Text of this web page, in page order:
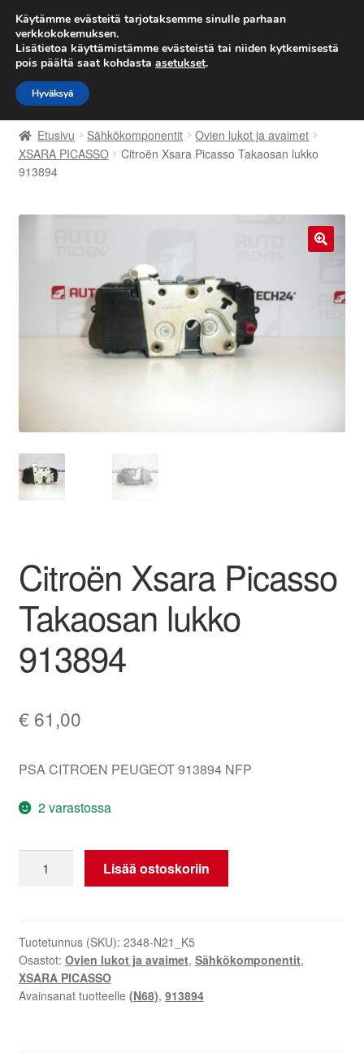
TOIMITUS alkaen 7 EUR
Siirry
navigointiin
Siirry
sisältöön
Etusivu
Kärry
Maailmanlaajuinen toimitus
Reklamaatiomenettely
Tarkista
Tilini
Valitukset
Etusivu Sähkökomponentit
Ovien lukot ja avaimet
XSARA PICASSO
Citroën Xsara Picasso Takaosan lukko
913894
Citroën Xsara Picasso
Takaosan lukko
913894
€ 61,00
PSA CITROEN PEUGEOT 913894 NFP
2 varastossa
Xsara
lukko
913894
määrä
Lisää ostoskoriin
Tuotetunnus (SKU): 2348-N21_K5
Osastot: Ovien lukot ja avaimet, Sähkökomponentit,
XSARA PICASSO
Avainsanat tuotteelle (N68), 913894
Käytämme evästeitä tarjotaksemme sinulle parhaan
verkkokokemuksen.
Lisätietoa käyttämistämme evästeistä tai niiden kytkemisestä
pois päältä saat kohdasta asetukset.
Hyväksyä